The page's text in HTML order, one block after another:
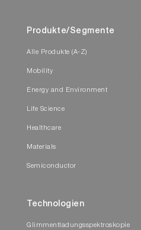
Produkte/Segmente
Alle Produkte (A-Z)
Mobility
Energy and Environment
Life Science
Healthcare
Materials
Semiconductor
Technologien
Glimmentladungsspektroskopie